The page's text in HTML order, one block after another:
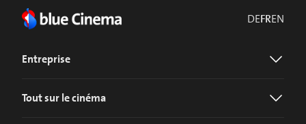
DEFREN
Entreprise
Tout sur le cinéma